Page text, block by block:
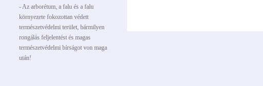
- Az arborétum, a falu és a falu
környezete fokozottan védett
természetvédelmi terület, bármilyen
rongálás feljelentést és magas
természetvédelmi bírságot von maga
után!